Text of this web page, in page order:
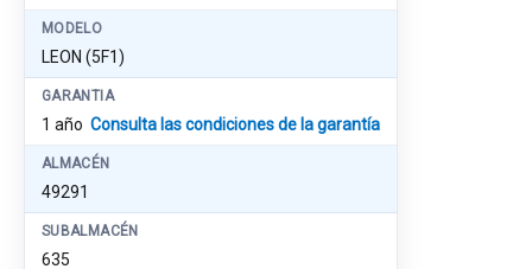
MODELO
LEON (5F1)
GARANTIA
1 año Consulta las condiciones de la garantía
ALMACÉN
49291
SUBALMACÉN
635